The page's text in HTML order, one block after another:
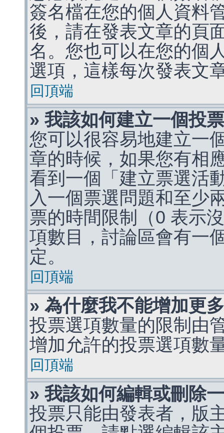
簽名檔在您的個人資料
後，請在發表文章的頁
名。您也可以在您的個
選項，這樣每次發表文
回頂端
» 我該如何建立一個投
您可以很容易地建立一
章的時候，如果您有相
看到一個「建立票選活
入一個票選問題和至少
票的時間限制（0 表示
項數目，討論區會有一
定。
回頂端
» 為什麼我不能增加更
投票選項數量的限制由
增加允許的投票選項數
回頂端
» 我該如何編輯或刪除
投票只能由發表者，版